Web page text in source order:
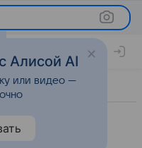
Алисой AI
или видео —